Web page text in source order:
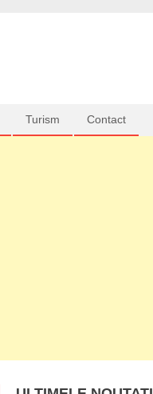
Turism Contact